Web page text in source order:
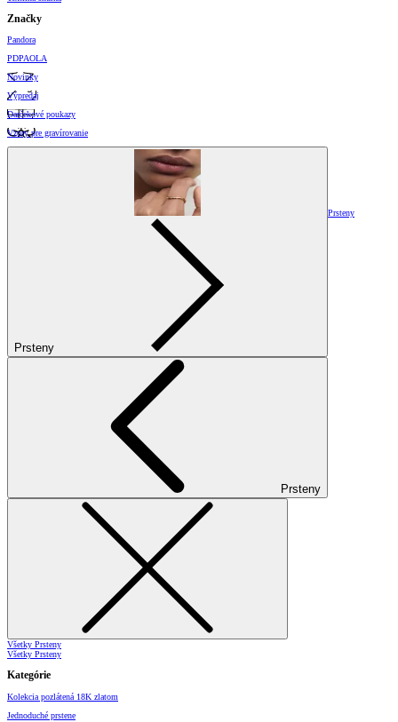
Značky
Pandora
PDPAOLA
Novinky
Výpredaj
Darčekové poukazy
Vzory pre gravírovanie
Prsteny
Prsteny
Prsteny
Všetky Prsteny
Všetky Prsteny
Kategórie
Kolekcia pozlátená 18K zlatom
Jednoduché prstene